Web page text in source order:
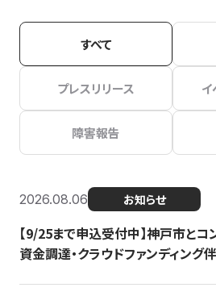
すべて
プレスリリース イ
障害報告
2026.08.06 お知らせ
【9/25まで申込受付中】神戸市と
資金調達・クラウドファンディング